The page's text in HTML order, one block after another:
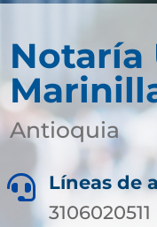
Notaría
Antioquia

Líneas de
3106020511